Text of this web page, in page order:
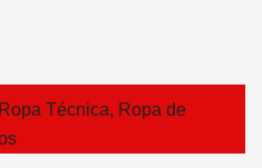
Técnica, Ropa de